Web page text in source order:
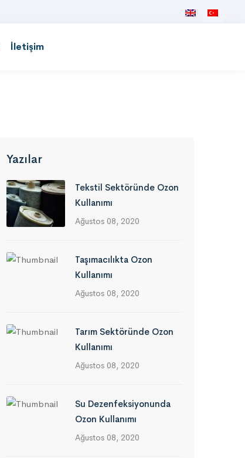
İletişim
Yazılar
Tekstil Sektöründe Ozon
Kullanımı
Ağustos 08, 2020
Taşımacılıkta Ozon
Kullanımı
Ağustos 08, 2020
Tarım Sektöründe Ozon
Kullanımı
Ağustos 08, 2020
Su Dezenfeksiyonunda
Ozon Kullanımı
Ağustos 08, 2020